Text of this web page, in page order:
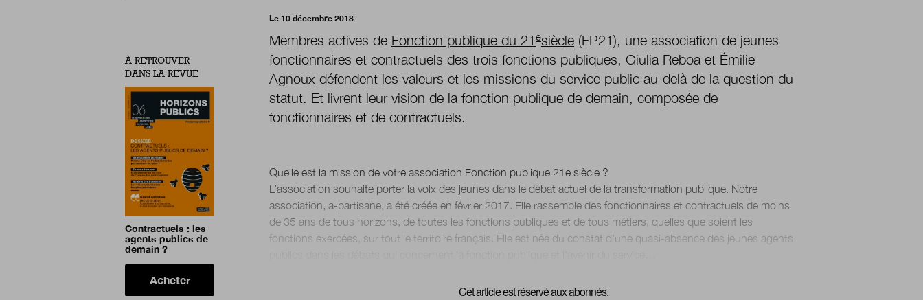
Le 10 décembre 2018
Membres actives de Fonction publique du 21 esiècle (FP21), une association de jeunes
fonctionnaires et contractuels des trois fonctions publiques, Giulia Reboa et Émilie
Agnoux défendent les valeurs et les missions du service public au-delà de la question du
statut. Et livrent leur vision de la fonction publique de demain, composée de
fonctionnaires et de contractuels.
Quelle est la mission de votre association Fonction publique 21e siècle ?
L’association souhaite porter la voix des jeunes dans le débat actuel de la transformation publique. Notre
association, a-partisane, a été créée en février 2017. Elle rassemble des fonctionnaires et contractuels de moins
de 35 ans de tous horizons, de toutes les fonctions publiques et de tous métiers, quelles que soient les
fonctions exercées, sur tout le territoire français. Elle est née du constat d’une quasi-absence des jeunes agents
Cet article est réservé aux abonnés.
À RETROUVER
DANS LA REVUE
Contractuels : les
agents publics de
demain ?
Acheter